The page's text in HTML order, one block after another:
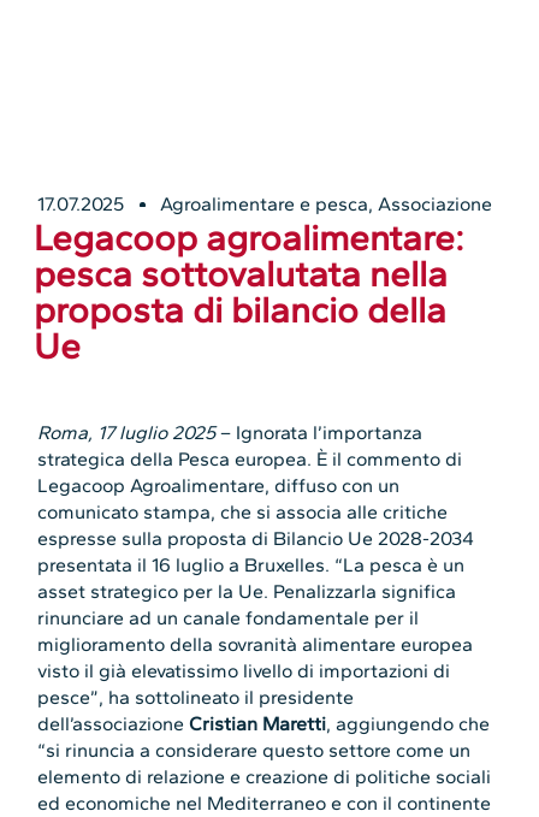
17.07.2025 Agroalimentare e pesca,Associazione
Legacoop agroalimentare:
pesca sottovalutata nella
proposta di bilancio della
Ue
Roma, 17 luglio 2025– Ignorata l’importanza
strategica della Pesca europea. È il commento di
Legacoop Agroalimentare, diffuso con un
comunicato stampa, che si associa alle critiche
espresse sulla proposta di Bilancio Ue 2028-2034
presentata il 16 luglio a Bruxelles. “La pesca è un
asset strategico per la Ue. Penalizzarla significa
rinunciare ad un canale fondamentale per il
miglioramento della sovranità alimentare europea
visto il già elevatissimo livello di importazioni di
pesce”, ha sottolineato il presidente
dell’associazioneCristian Maretti, aggiungendo che
“si rinuncia a considerare questo settore come un
elemento di relazione e creazione di politiche sociali
ed economiche nel Mediterraneo e con il continente